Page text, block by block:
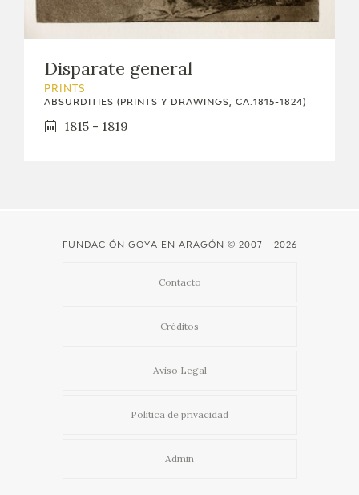
Disparate general
PRINTS
ABSURDITIES (PRINTS Y DRAWINGS, CA.1815-1824)
1815 - 1819
FUNDACIÓN GOYA EN ARAGÓN © 2007 - 2026
Contacto
Créditos
Aviso Legal
Política de privacidad
Admin